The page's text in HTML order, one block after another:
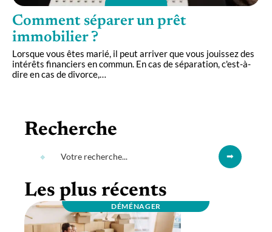
Comment séparer un prêt
immobilier ?
Lorsque vous êtes marié, il peut arriver que vous jouissez des
intérêts financiers en commun. En cas de séparation, c'est-à-
dire en cas de divorce,
Recherche
Les plus récents
DÉMÉNAGER